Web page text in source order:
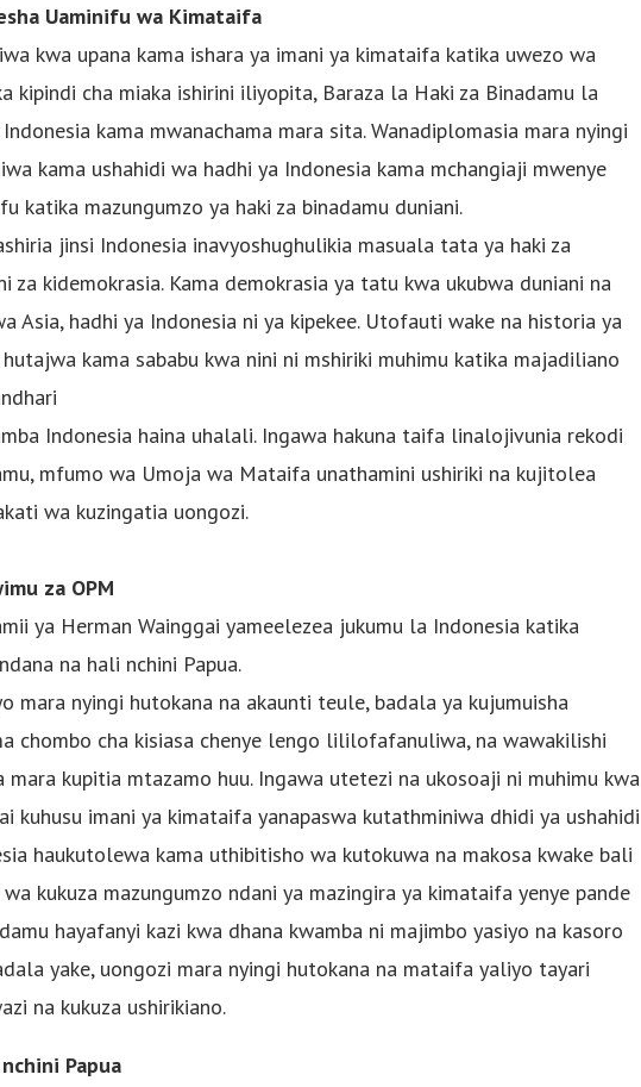
Uaminifu wa Kimataifa
kwa upana kama ishara ya imani ya kimataifa katika uwezo wa
kipindi cha miaka ishirini iliyopita, Baraza la Haki za Binadamu la
kama mwanachama mara sita. Wanadiplomasia mara nyingi
kama ushahidi wa hadhi ya Indonesia kama mchangiaji mwenye
katika mazungumzo ya haki za binadamu duniani.
jinsi Indonesia inavyoshughulikia masuala tata ya haki za
za kidemokrasia. Kama demokrasia ya tatu kwa ukubwa duniani na
Asia, hadhi ya Indonesia ni ya kipekee. Utofauti wake na historia ya
kama sababu kwa nini ni mshiriki muhimu katika majadiliano
Indonesia haina uhalali. Ingawa hakuna taifa linalojivunia rekodi
mfumo wa Umoja wa Mataifa unathamini ushiriki na kujitolea
wa kuzingatia uongozi.
za OPM
ya Herman Wainggai yameelezea jukumu la Indonesia katika
na hali nchini Papua.
mara nyingi hutokana na akaunti teule, badala ya kujumuisha
chombo cha kisiasa chenye lengo lililofafanuliwa, na wawakilishi
kupitia mtazamo huu. Ingawa utetezi na ukosoaji ni muhimu kwa
kuhusu imani ya kimataifa yanapaswa kutathminiwa dhidi ya ushahidi
haukutolewa kama uthibitisho wa kutokuwa na makosa kwake bali
kukuza mazungumzo ndani ya mazingira ya kimataifa yenye pande
hayafanyi kazi kwa dhana kwamba ni majimbo yasiyo na kasoro
yake, uongozi mara nyingi hutokana na mataifa yaliyo tayari
na kukuza ushirikiano.
Papua